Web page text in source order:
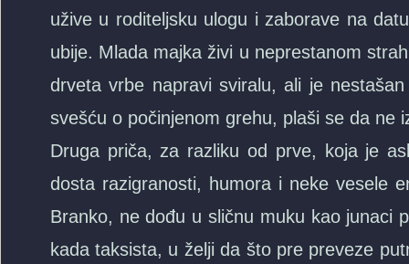
užive u roditeljsku ulogu i zaborave na
ubije. Mlada majka živi u neprestanom
drveta vrbe napravi sviralu, ali je
svešću o počinjenom grehu, plaši se da ne
Druga priča, za razliku od prve, koja je
dosta razigranosti, humora i neke vesele
Branko, ne dođu u sličnu muku kao junaci
kada taksista, u želji da što pre preveze